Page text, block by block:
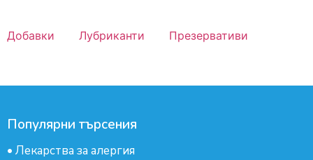
Добавки Лубриканти Презервативи
Популярни търсения
• Лекарства за алергия